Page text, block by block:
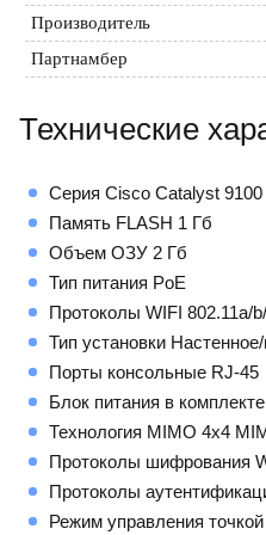
Производитель
Партнамбер
Технические
Серия Cisco Catalyst 9100
Память FLASH 1 Гб
Объем ОЗУ 2 Гб
Тип питания PoE
Протоколы WIFI 802.11a/
Тип установки
Порты консольные RJ-45
Блок питания в
Технология MIMO 4х4
Протоколы шифрования
Протоколы
Режим управления